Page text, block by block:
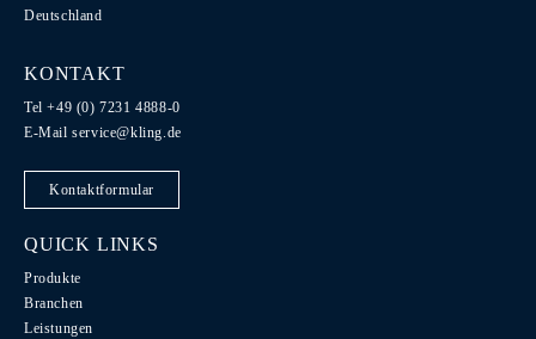
Deutschland
KONTAKT
Tel +49 (0) 7231 4888-0
E-Mailservice@kling.de
Kontaktformular
QUICK LINKS
Produkte
Branchen
Leistungen